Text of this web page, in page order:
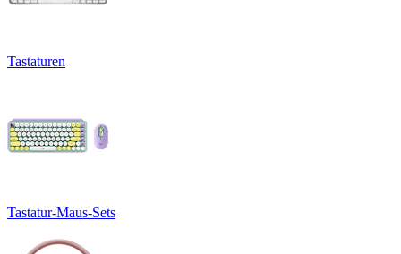
Tastaturen
Tastatur-Maus-Sets